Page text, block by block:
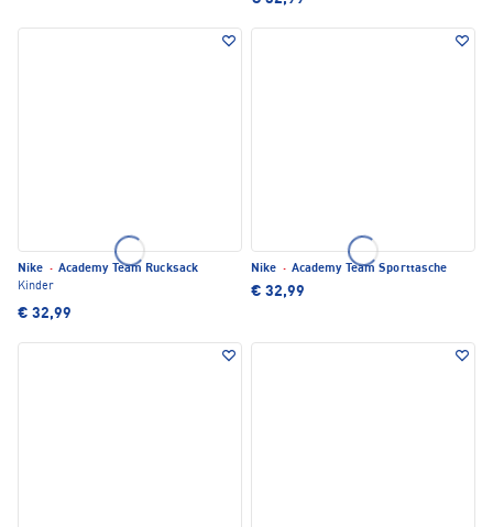
Nike · Academy Team Rucksack
Kinder
€ 32,99
Nike · Academy Team Sporttasche
€ 32,99